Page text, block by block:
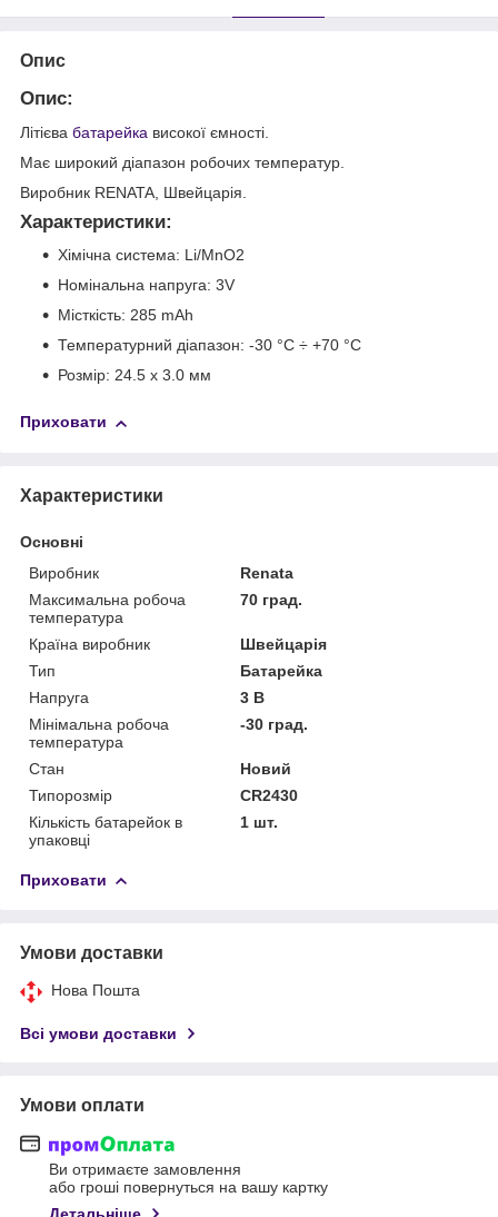
Опис
Опис:
Літієва батарейка високої ємності.
Має широкий діапазон робочих температур.
Виробник RENATA, Швейцарія.
Характеристики:
Хімічна система: Li/MnO2
Номінальна напруга: 3V
Місткість: 285 mAh
Температурний діапазон: -30 °C ÷ +70 °C
Розмір: 24.5 х 3.0 мм
Приховати
Характеристики
Основні
Виробник
Renata
Максимальна робоча
температура
70 град.
Країна виробник
Швейцарія
Тип
Батарейка
Напруга
3 В
Мінімальна робоча
температура
-30 град.
Стан
Новий
Типорозмір
CR2430
Кількість батарейок в
упаковці
1 шт.
Приховати
Умови доставки
Нова Пошта
Всі умови доставки
Умови оплати
Ви отримаєте замовлення
або гроші повернуться на вашу картку